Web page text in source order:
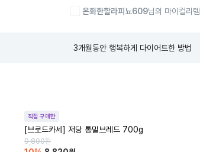
온화한할라피뇨609님의 마이컬리템
3개월동안 행복하게 다이어트한 방법
직접 구매한
[브로드카세] 저당 통밀브레드 700g
9,800원